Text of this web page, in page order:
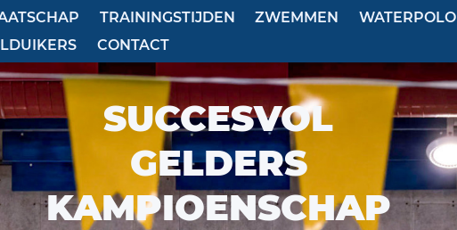
TRAININGSTIJDEN ZWEMMEN WATERPOLO
CONTACT
SUCCESVOL
GELDERS
KAMPIOENSCHAP